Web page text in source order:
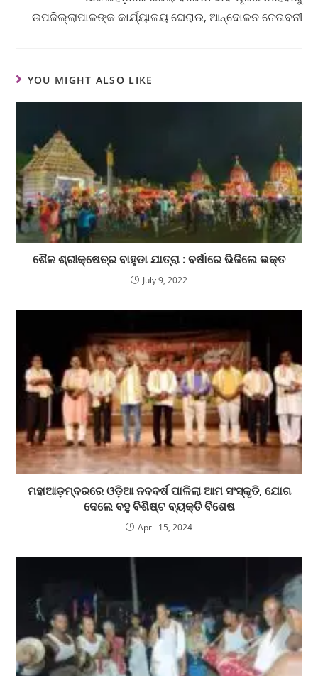
ଉପଜିଲ୍ଲାପାଳଙ୍କ କାର୍ଯ୍ୟାଳୟ ଘେରାଉ, ଆନ୍ଦୋଳନ ଚେତାବନୀ
YOU MIGHT ALSO LIKE
ଶୈଳ ଶ୍ରୀକ୍ଷେତ୍ର ବାହୁଡା ଯାତ୍ରା : ବର୍ଷାରେ ଭିଜିଲେ ଭକ୍ତ
July 9, 2022
ମହାଆଡ଼ମ୍ବରରେ ଓଡ଼ିଆ ନବବର୍ଷ ପାଳିଲା ଆମ ସଂସ୍କୃତି, ଯୋଗ
ଦେଲେ ବହୁ ବିଶିଷ୍ଟ ବ୍ୟକ୍ତି ବିଶେଷ
April 15, 2024